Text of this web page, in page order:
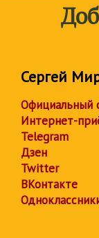
Сергей
Официальный
Интернет-
Telegram
Дзен
Twitter
ВКонтакте